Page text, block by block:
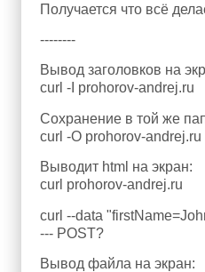
Получается что всё
--------
Вывод заголовков на
curl -I prohorov-andrej.ru
Сохранение в той же
curl -O prohorov-andrej.ru
Выводит html на экран:
curl prohorov-andrej.ru
curl --data
--- POST?
Вывод файла на экран: